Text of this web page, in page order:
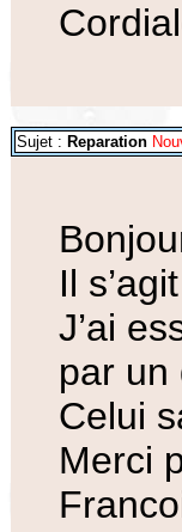
Sujet : Reparation
Il
J’ai
par un
Celui
Merci